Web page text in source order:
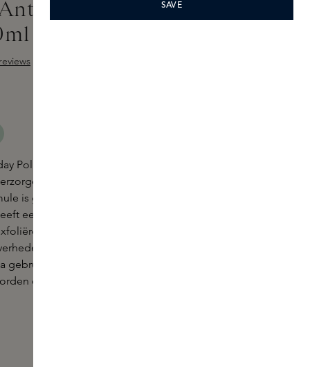
Body
Polisher Body Scrub is een milde, hydraterende
ingrediënten die een droge huid
is gemaakt van natuurlijke zeep die een zacht
een verkwikkende geur van eucalyptus en
korrels verwijderen zacht de dode
van de huid en bevorderen een gezonde
gebruik zacht en glad aanvoelen. De scrub kan
en is geschikt voor alle huidtypen.
SAVE